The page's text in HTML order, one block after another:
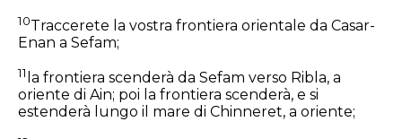
10Traccerete la vostra frontiera orientale da Casar-
Enan a Sefam;
11 la frontiera scenderà da Sefam verso Ribla, a
oriente di Ain; poi la frontiera scenderà, e si
estenderà lungo il mare di Chinneret, a oriente;